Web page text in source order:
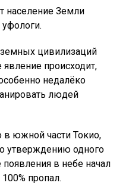
население Земли
цивилизаций
происходит,
недалёко
людей
в южной части Токио,
утверждению одного
в небе начал
пропал.